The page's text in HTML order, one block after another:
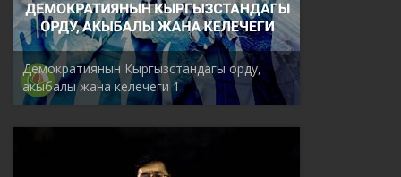
Демократиянын Кыргызстандагы орду,
акыбалы жана келечеги 1